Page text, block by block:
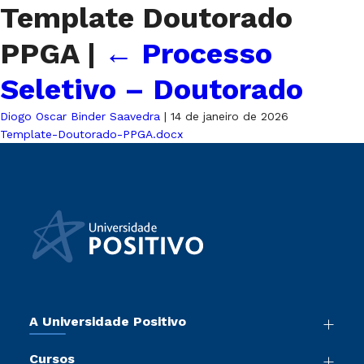
Template Doutorado
PPGA | ← Processo
Seletivo – Doutorado
Diogo Oscar Binder Saavedra | 14 de janeiro de 2026
Template-Doutorado-PPGA.docx
A Universidade Positivo
Cursos